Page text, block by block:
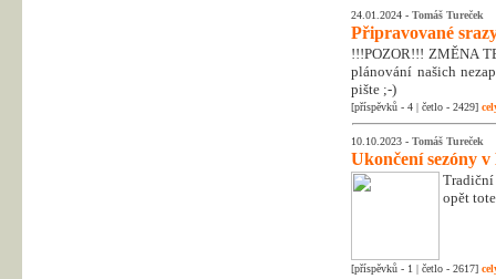
24.01.2024 - Tomáš Tureček
Připravované
!!!POZOR!!! ZMĚNA
plánování našich
pište ;-)
[příspěvků - 4 | četlo - 2429]
10.10.2023 - Tomáš Tureček
Ukončení sezóny v
opět
[příspěvků - 1 | četlo - 2617]